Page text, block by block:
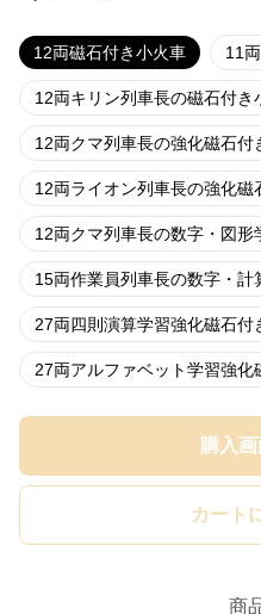
12両磁石付き小火車 11
12両キリン列車長の磁石付き
12両クマ列車長の強化磁石付
12両ライオン列車長の強化磁
12両クマ列車長の数字・図
15両作業員列車長の数字・
27両四則演算学習強化磁石付
27両アルファベット学習強化
購入
カート
商